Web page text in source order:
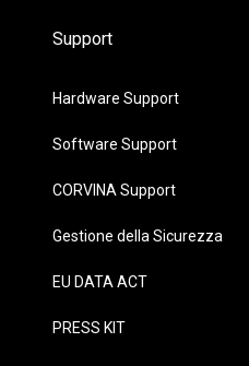
Support
Hardware Support
Software Support
CORVINA Support
Gestione della Sicurezza
EU DATA ACT
PRESS KIT